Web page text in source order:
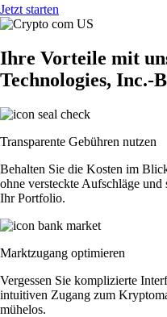
Jetzt starten
Ihre Vorteile mit
Technologies, Inc.-
Transparente Gebühren nutzen
Behalten Sie die Kosten im
ohne versteckte Aufschläge
Ihr Portfolio.
Marktzugang optimieren
Vergessen Sie komplizierte
intuitiven Zugang zum
mühelos.